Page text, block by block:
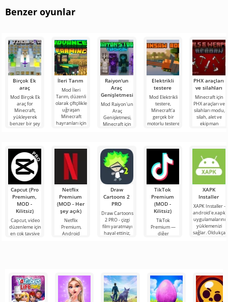
Benzer oyunlar
Birçok Ek
araç
Mod Birçok Ek
araç for
Minecraft,
yükleyerek
benzer bir şey
çok büyük
İleri Tarım
Mod İleri
Tarım, düzenli
olarak çiftçilikle
uğraşan
Minecraft
hayranları için
Raiyon'un
Araç
Genişletmesi
Mod Raiyon'un
Araç
Genişletmesi,
Minecraft için
Elektrikli
testere
Mod Elektrikli
testere,
Minecraft'a
gerçek bir
motorlu testere
PHX araçları
ve silahları
Minecraft için
PHX araçları ve
silahları modu,
silah, alet ve
ekipman
Capcut (Pro
Premium,
MOD -
Kilitsiz)
Capcut, video
düzenleme için
en çok tavsiye
Netflix
Premium
(MOD - Her
şey açık)
Netflix
Premium,
Android
Draw
Cartoons 2
PRO
Draw Cartoons
2 PRO - çizgi
film yaratmayı
hayal ettiniz,
TikTok
Premium
(MOD -
Kilitsiz)
TikTok
Premium —
diğer
sağlayan
XAPK
Installer
XAPK Installer -
android'e.xapk
uygulamalarını
yüklemenizi
sağlar. Oldukça